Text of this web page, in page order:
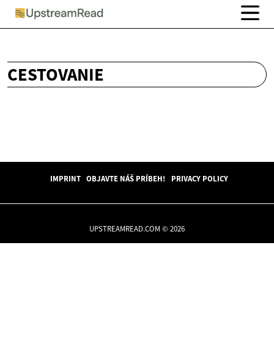
CESTOVANIE
IMPRINT OBJAVTE NÁŠ PRÍBEH! PRIVACY POLICY
UPSTREAMREAD.COM © 2026